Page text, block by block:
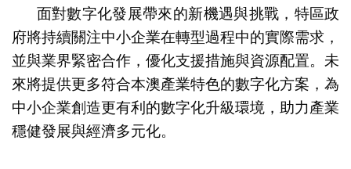
面對數字化發展帶來的新機遇與挑戰，特區政
府將持續關注中小企業在轉型過程中的實際需求，
並與業界緊密合作，優化支援措施與資源配置。未
來將提供更多符合本澳產業特色的數字化方案，為
中小企業創造更有利的數字化升級環境，助力產業
穩健發展與經濟多元化。